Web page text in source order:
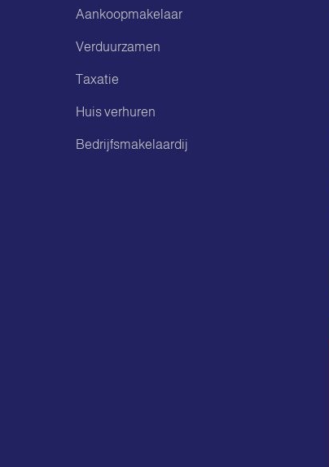
Aankoopmakelaar
Verduurzamen
Taxatie
Huis verhuren
Bedrijfsmakelaardij